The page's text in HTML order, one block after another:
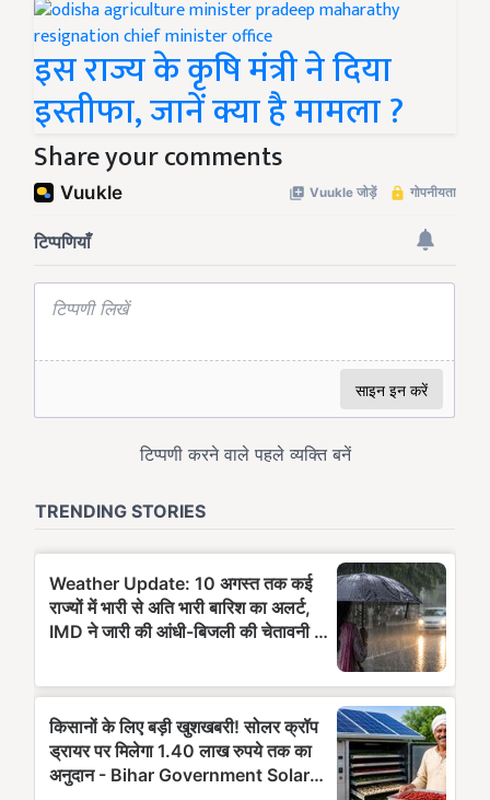
इस राज्य के कृषि मंत्री ने दिया
इस्तीफा, जानें क्या है मामला ?
Share your comments